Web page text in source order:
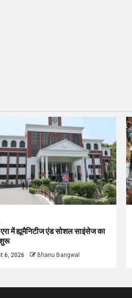
में ह्यूमैनिटीज एंड सोशल साइंसेज का
6, 2026 Bhanu Bangwal